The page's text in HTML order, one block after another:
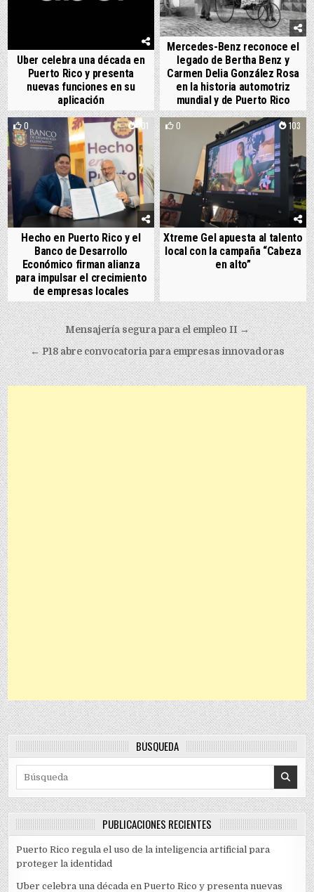
Uber celebra una década en
Puerto Rico y presenta
nuevas funciones en su
aplicación
Mercedes-Benz reconoce el
legado de Bertha Benz y
Carmen Delia González Rosa
en la historia automotriz
mundial y de Puerto Rico
0 101
Hecho en Puerto Rico y el
Banco de Desarrollo
Económico firman alianza
para impulsar el crecimiento
de empresas locales
0 103
Xtreme Gel apuesta al talento
local con la campaña “Cabeza
en alto”
Post navigation
Mensajería segura para el empleo II→
← P18 abre convocatoria para empresas innovadoras
BÚSQUEDA
PUBLICACIONES RECIENTES
Puerto Rico regula el uso de la inteligencia artificial para
proteger la identidad
Uber celebra una década en Puerto Rico y presenta nuevas